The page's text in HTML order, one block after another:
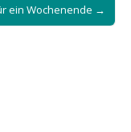
ein Wochenende →